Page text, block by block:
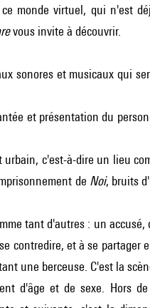
monde virtuel, qui n'est
vous invite à découvrir.
sonores et musicaux qui
et présentation du
c'est-à-dire un lieu
de Noi, bruits
tant d'autres : un
contredire, et à se partager
une berceuse. C'est la
d'âge et de sexe. Hors